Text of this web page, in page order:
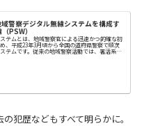
域警察デジタル無線システムを構成す
PSW）
テムとは、地域警察官による迅速かつ的確な初
、平成23年3月頃から全国の道府県警察で順次
テムです。従来の地域警察活動では、署活系無
犯歴などもすべて明らかに。